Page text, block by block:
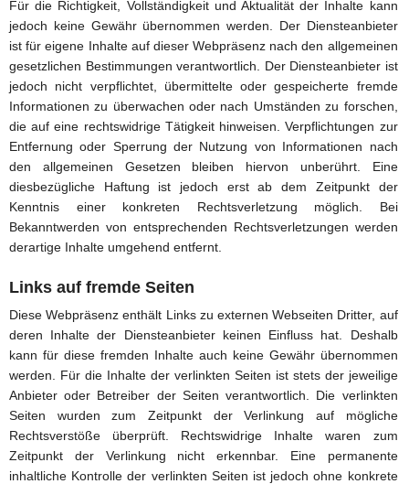
Für die Richtigkeit, Vollständigkeit und Aktualität der Inhalte kann
jedoch keine Gewähr übernommen werden. Der Diensteanbieter
ist für eigene Inhalte auf dieser Webpräsenz nach den allgemeinen
gesetzlichen Bestimmungen verantwortlich. Der Diensteanbieter ist
jedoch nicht verpflichtet, übermittelte oder gespeicherte fremde
Informationen zu überwachen oder nach Umständen zu forschen,
die auf eine rechtswidrige Tätigkeit hinweisen. Verpflichtungen zur
Entfernung oder Sperrung der Nutzung von Informationen nach
den allgemeinen Gesetzen bleiben hiervon unberührt. Eine
diesbezügliche Haftung ist jedoch erst ab dem Zeitpunkt der
Kenntnis einer konkreten Rechtsverletzung möglich. Bei
Bekanntwerden von entsprechenden Rechtsverletzungen werden
derartige Inhalte umgehend entfernt.
Links auf fremde Seiten
Diese Webpräsenz enthält Links zu externen Webseiten Dritter, auf
deren Inhalte der Diensteanbieter keinen Einfluss hat. Deshalb
kann für diese fremden Inhalte auch keine Gewähr übernommen
werden. Für die Inhalte der verlinkten Seiten ist stets der jeweilige
Anbieter oder Betreiber der Seiten verantwortlich. Die verlinkten
Seiten wurden zum Zeitpunkt der Verlinkung auf mögliche
Rechtsverstöße überprüft. Rechtswidrige Inhalte waren zum
Zeitpunkt der Verlinkung nicht erkennbar. Eine permanente
inhaltliche Kontrolle der verlinkten Seiten ist jedoch ohne konkrete